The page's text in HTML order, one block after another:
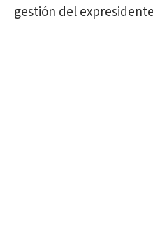
gestión del